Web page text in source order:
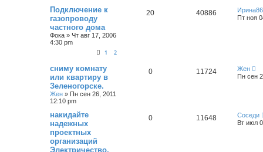
Подключение к
газопроводу
частного дома
Фока » Чт авг 17, 2006
4:30 pm
1 2
20 40886
Ирина86
Пт ноя
сниму комнату
или квартиру в
Зеленогорске.
Жен » Пн сен 26, 2011
12:10 pm
0 11724
Жен
Пн сен
накидайте
надежных
проектных
организаций
Электричество,
0 11648
Соседи
Вт июл